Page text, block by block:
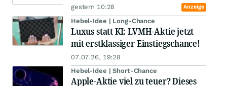
gestern 10:28 Anzeige
Hebel-Idee | Long-Chance
Luxus statt KI: LVMH-Aktie jetzt
mit erstklassiger Einstiegschance!
07.07.26, 19:28
Hebel-Idee | Short-Chance
Apple-Aktie viel zu teuer? Dieses